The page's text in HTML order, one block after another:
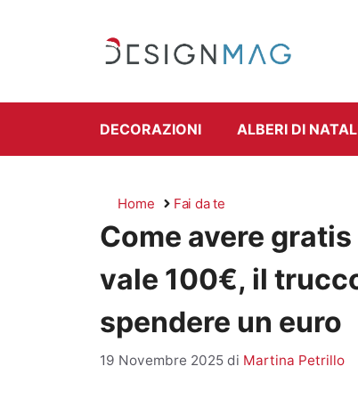
DECORAZIONI ALBERI DI
Home Fai da te
Come avere
vale 100€, il
spendere un euro
19 Novembre 2025 di Martina Petrillo